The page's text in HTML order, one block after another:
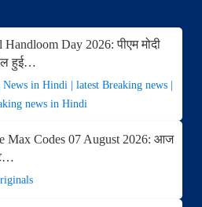
Handloom Day 2026: पीएम मोदी
हुई…
News in Hindi | latest Breaking news |
news in Hindi
Max Codes 07 August 2026: आज